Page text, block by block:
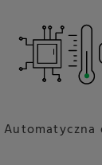
Automatyczna